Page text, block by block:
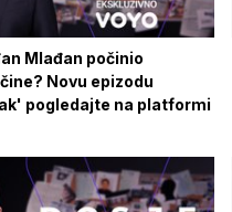
Mlađan počinio
Novu epizodu
pogledajte na platformi